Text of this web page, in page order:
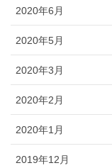
2020年6月
2020年5月
2020年3月
2020年2月
2020年1月
2019年12月